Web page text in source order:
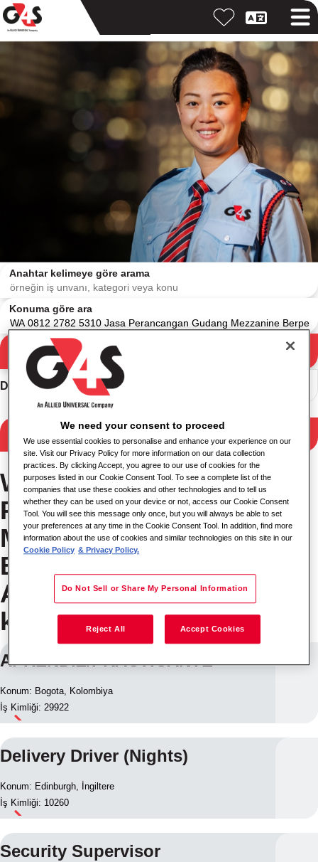
Arama sonuçları
Anahtar kelimeye göre arama
Konuma göre ara
Düzenlemek
Sonuçları filtrele
WA 0812 2782 5310 Jasa
Perancangan Gudang
Mezzanine
Berpengalaman
Argomulyo Salatiga
konumundaki işler
APRENDIZ/PRACTICANTE
Konum: Bogota, Kolombiya
İş Kimliği: 29922
Delivery Driver (Nights)
Konum: Edinburgh, İngiltere
İş Kimliği: 10260
Security Supervisor
We need your consent to proceed
We use essential cookies to personalise and enhance your experience on our
site. Visit our Privacy Policy for more information on our data collection
practices. By clicking Accept, you agree to our use of cookies for the
purposes listed in our Cookie Consent Tool. To see a complete list of the
companies that use these cookies and other technologies and to tell us
whether they can be used on your device or not, access our Cookie Consent
Tool. You will see this message only once, but you will always be able to set
your preferences at any time in the Cookie Consent Tool. In addition, find more
information about the use of cookies and similar technologies on this site in our
Cookie Policy & Privacy Policy.
Do Not Sell or Share My Personal Information
Reject All Accept Cookies